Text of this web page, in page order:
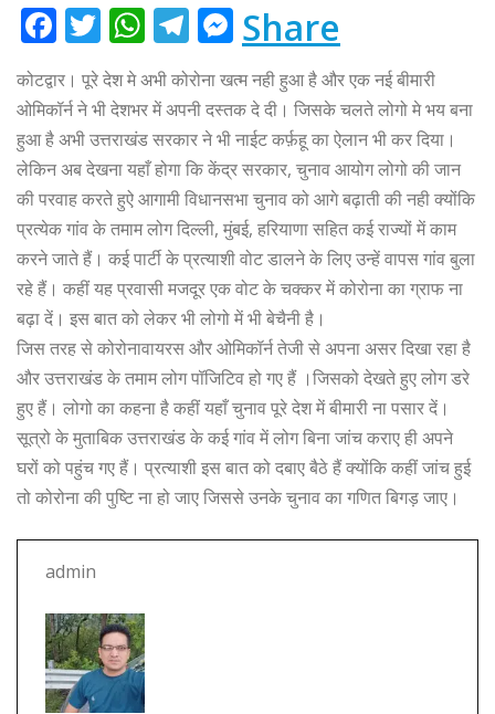
F
c
e
b
o
o
k
T
w
it
te
r
W
h
at
s
A
p
p
T
el
e
g
ra
m
M
e
ss
e
n
g
e
r
Share
कोटद्वार। पूरे देश मे अभी कोरोना खत्म नही हुआ है और एक नई बीमारी
ओमिकॉर्न ने भी देशभर में अपनी दस्तक दे दी। जिसके चलते लोगो मे भय बना
हुआ है अभी उत्तराखंड सरकार ने भी नाईट कर्फ़हू का ऐलान भी कर दिया।
लेकिन अब देखना यहाँ होगा कि केंद्र सरकार, चुनाव आयोग लोगो की जान
की परवाह करते हुऐ आगामी विधानसभा चुनाव को आगे बढ़ाती की नही क्योंकि
प्रत्येक गांव के तमाम लोग दिल्ली, मुंबई, हरियाणा सहित कई राज्यों में काम
करने जाते हैं। कई पार्टी के प्रत्याशी वोट डालने के लिए उन्हें वापस गांव बुला
रहे हैं। कहीं यह प्रवासी मजदूर एक वोट के चक्कर में कोरोना का ग्राफ ना
बढ़ा दें। इस बात को लेकर भी लोगो में भी बेचैनी है।
जिस तरह से कोरोनावायरस और ओमिकॉर्न तेजी से अपना असर दिखा रहा है
और उत्तराखंड के तमाम लोग पॉजिटिव हो गए हैं ।जिसको देखते हुए लोग डरे
हुए हैं। लोगो का कहना है कहीं यहाँ चुनाव पूरे देश में बीमारी ना पसार दें।
सूत्रो के मुताबिक उत्तराखंड के कई गांव में लोग बिना जांच कराए ही अपने
घरों को पहुंच गए हैं। प्रत्याशी इस बात को दबाए बैठे हैं क्योंकि कहीं जांच हुई
तो कोरोना की पुष्टि ना हो जाए जिससे उनके चुनाव का गणित बिगड़ जाए।
admin